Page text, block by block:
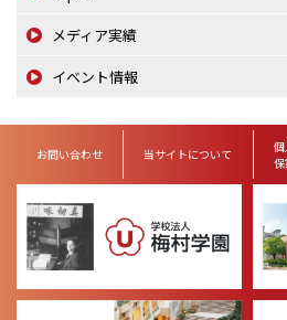
メディア実績
イベント情報
お問い合わせ 当サイトについて